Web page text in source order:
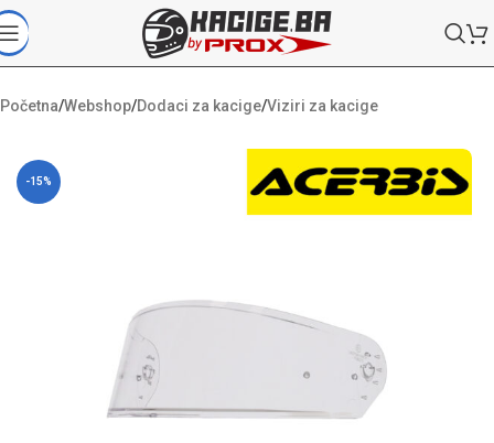
Početna/Webshop/Dodaci za kacige/Viziri za kacige
-15%